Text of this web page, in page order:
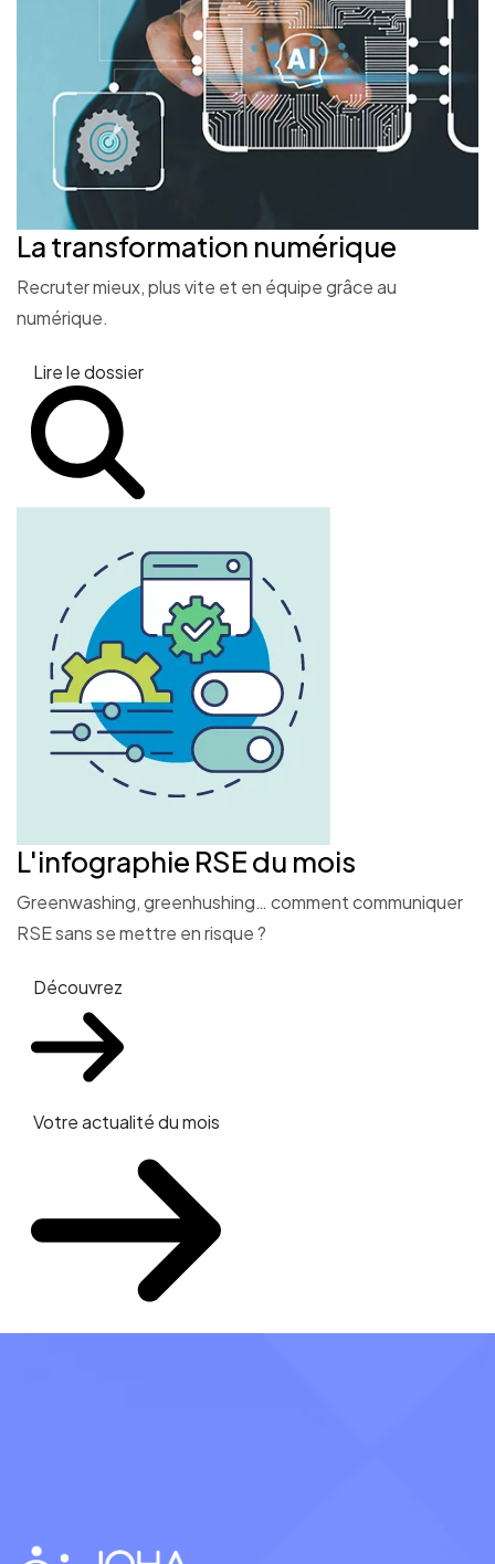
La transformation numérique
Recruter mieux, plus vite et en équipe grâce au
numérique.
Lire le dossier
L'infographie RSE du mois
Greenwashing, greenhushing… comment communiquer
RSE sans se mettre en risque ?
Découvrez
Votre actualité du mois